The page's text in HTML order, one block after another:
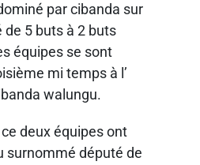
par cibanda sur
de 5 buts à 2 buts
équipes se sont
mi temps à l’
walungu.
deux équipes ont
surnommé député de